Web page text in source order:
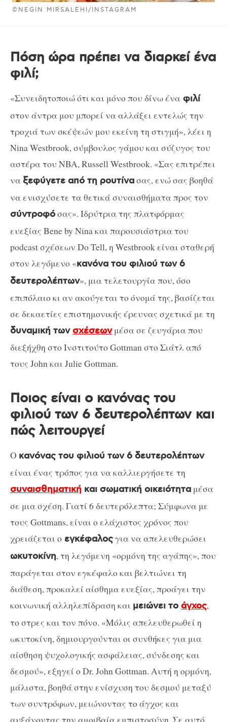
©NEGIN MIRSALEHI/INSTAGRAM
Πόση ώρα πρέπει να διαρκεί ένα
φιλί;
«Συνειδητοποιώ ότι και μόνο που δίνω ένα φιλί
στον άντρα μου μπορεί να αλλάξει εντελώς την
τροχιά των σκέψεών μου εκείνη τη στιγμή», λέει η
Nina Westbrook, σύμβουλος γάμου και σύζυγος του
αστέρα του NBA, Russell Westbrook. «Σας επιτρέπει
να ξεφύγετε από τη ρουτίνασας, ενώ σας βοηθά
να ενισχύσετε τα θετικά συναισθήματα προς τον
σύντροφόσας». Ιδρύτρια της πλατφόρμας
ευεξίας Bene by Nina και παρουσιάστρια του
podcast σχέσεων Do Tell, η Westbrook είναι σταθερή
στον λεγόμενο «κανόνα του φιλιού των 6
δευτερολέπτων», μια τελετουργία που, όσο
επιπόλαιο κι αν ακούγεται το όνομά της, βασίζεται
σε δεκαετίες επιστημονικής έρευνας σχετικά με τη
δυναμική τωνσχέσεωνμέσα σε ζευγάρια που
διεξήχθη στο Ινστιτούτο Gottman στο Σιάτλ από
τους John και Julie Gottman.
Ποιος είναι ο κανόνας του
φιλιού των 6 δευτερολέπτων και
πώς λειτουργεί
Ο κανόνας του φιλιού των 6 δευτερολέπτων
είναι ένας τρόπος για να καλλιεργήσετε τη
συναισθηματική και σωματική οικειότητα μέσα
σε μια σχέση. Γιατί 6 δευτερόλεπτα; Σύμφωνα με
τους Gottmans, είναι ο ελάχιστος χρόνος που
χρειάζεται ο εγκέφαλοςγια να απελευθερώσει
ωκυτοκίνη, τη λεγόμενη «ορμόνη της αγάπης», που
παράγεται στον εγκέφαλο και βελτιώνει τη
διάθεση, προκαλεί αίσθημα ευεξίας, προάγει την
κοινωνική αλληλεπίδραση και μειώνει τοάγχος,
το στρες και τον πόνο. «Μόλις απελευθερωθεί η
ωκυτοκίνη, δημιουργούνται οι συνθήκες για μια
αίσθηση ψυχολογικής ασφάλειας, σύνδεσης και
δεσμού», εξηγεί ο Dr. John Gottman. Αυτή η ορμόνη,
μάλιστα, βοηθά στην ενίσχυση του δεσμού μεταξύ
των συντρόφων, μειώνοντας το άγχος και
αυξάνοντας την αμοιβαία εμπιστοσύνη. Σε αυτό